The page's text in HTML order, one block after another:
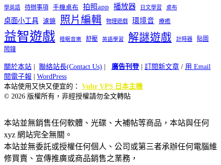
學英語 待辦事項 手機桌布 拍照app 播放器 日文學習 桌布
桌面小工具 濾鏡 照片編輯 物理遊戲 環境音 療癒
益智遊戲 睡眠音樂 舒壓 英語學習 解謎遊戲 計時器
貼圖
鬧鐘
關於本站 聯絡站長(Contact Us) 廣告刊登| 訂閱新文章 / 用 Email
閱電子報
WordPress
本站使用又快又便宜的： Vultr VPS 日本主機
© 2026 版權所有，非經授權請勿全文轉貼
本站並無銷售任何軟體、光碟、大補帖等商品，本站與任何
xyz 網站完全無關。
本站並無委託或授權任何個人、公司或第三者承辦任何電腦維
修買賣、宣傳推廣或商品銷售之業務，